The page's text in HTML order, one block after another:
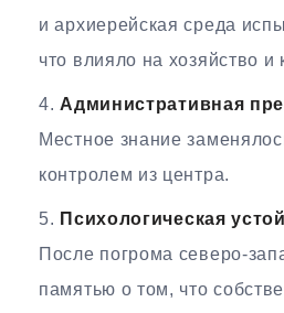
и архиерейская среда
что влияло на хозяйство и
Административная
Местное знание
контролем из центра.
Психологическая
После погрома северо-
памятью о том, что